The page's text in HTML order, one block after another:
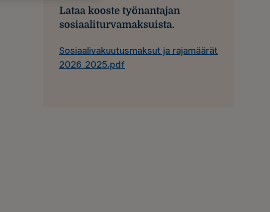
Lataa kooste työnantajan
sosiaaliturvamaksuista.
Sosiaalivakuutusmaksut ja rajamäärät
2026_2025.pdf